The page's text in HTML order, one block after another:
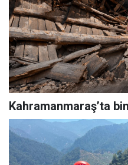
Kahramanmaraş’ta